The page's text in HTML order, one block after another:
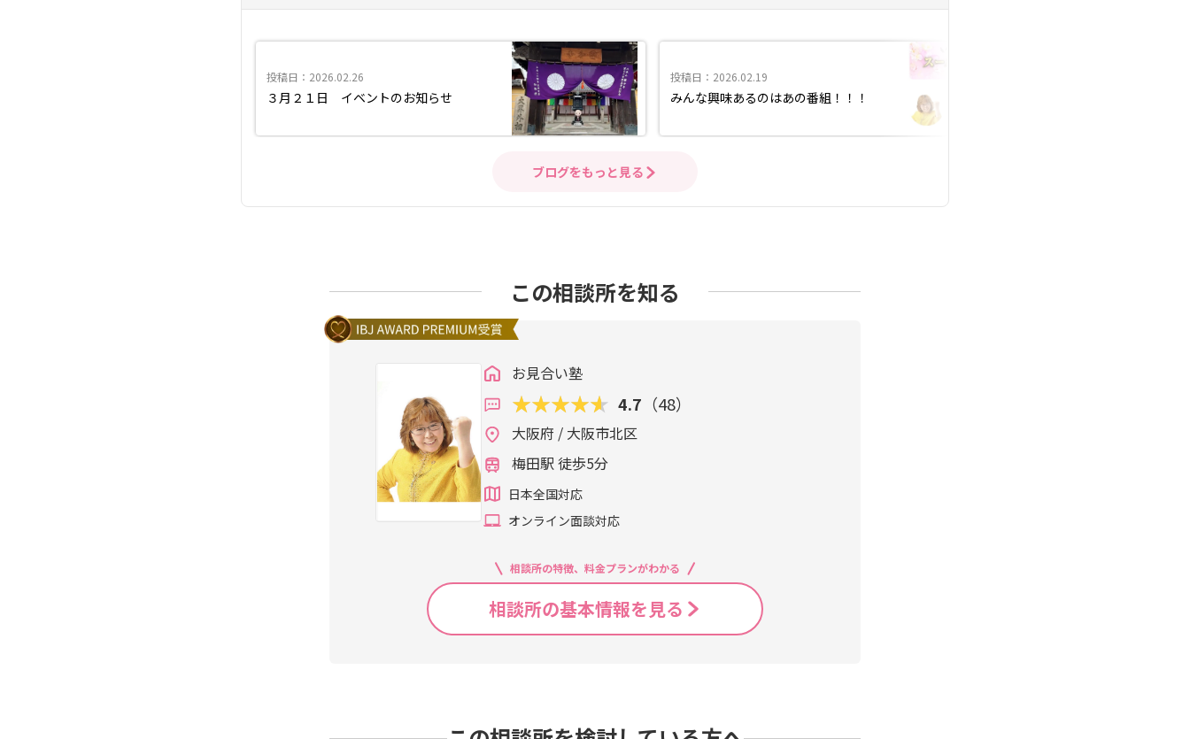
投稿日：2026.02.26
３月２１日 イベントのお知らせ
投稿日：2026.02.19
みんな興味あるのはあの番組！！！
ブログをもっと見る
この相談所を知る
お見合い塾
4.7 （48）
大阪府 / 大阪市北区
梅田駅 徒歩5分
日本全国対応
オンライン面談対応
相談所の特徴、料金プランがわかる
相談所の基本情報を見る